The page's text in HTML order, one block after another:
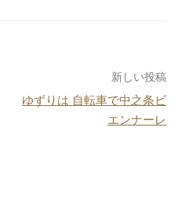
新しい投稿
ゆずりは 自転車で中之条ビ
エンナーレ